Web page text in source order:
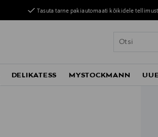
Tasuta tarne pakiautomaati kõikidele
DELIKATESS MYSTOCKMANN